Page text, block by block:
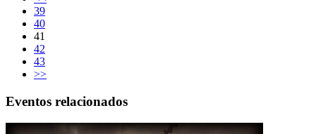
39
40
41
42
43
>>
Eventos relacionados